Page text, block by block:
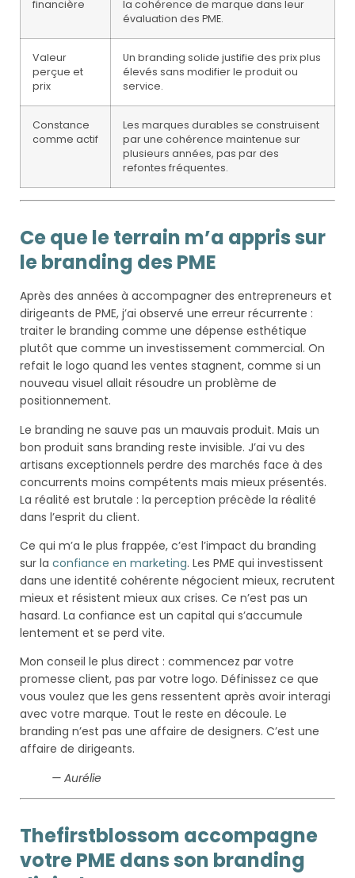
financière
la cohérence de marque dans leur
évaluation des PME.
Valeur
perçue et
prix
Un branding solide justifie des prix plus
élevés sans modifier le produit ou
service.
Constance
comme actif
Les marques durables se construisent
par une cohérence maintenue sur
plusieurs années, pas par des
refontes fréquentes.
Ce que le terrain m’a appris sur
le branding des PME
Après des années à accompagner des entrepreneurs et
dirigeants de PME, j’ai observé une erreur récurrente :
traiter le branding comme une dépense esthétique
plutôt que comme un investissement commercial. On
refait le logo quand les ventes stagnent, comme si un
nouveau visuel allait résoudre un problème de
positionnement.
Le branding ne sauve pas un mauvais produit. Mais un
bon produit sans branding reste invisible. J’ai vu des
artisans exceptionnels perdre des marchés face à des
concurrents moins compétents mais mieux présentés.
La réalité est brutale : la perception précède la réalité
dans l’esprit du client.
Ce qui m’a le plus frappée, c’est l’impact du branding
sur la confiance en marketing. Les PME qui investissent
dans une identité cohérente négocient mieux, recrutent
mieux et résistent mieux aux crises. Ce n’est pas un
hasard. La confiance est un capital qui s’accumule
lentement et se perd vite.
Mon conseil le plus direct : commencez par votre
promesse client, pas par votre logo. Définissez ce que
vous voulez que les gens ressentent après avoir interagi
avec votre marque. Tout le reste en découle. Le
branding n’est pas une affaire de designers. C’est une
affaire de dirigeants.
— Aurélie
Thefirstblossom accompagne
votre PME dans son branding